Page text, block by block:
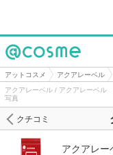
@cosme
アットコスメ アクアレーベル
アクアレーベル / アクアレーベル
写真
クチコミ
アクアレー